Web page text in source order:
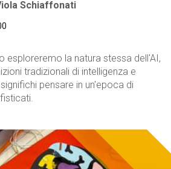
Schiaffonati
esploreremo la natura stessa dell'AI,
tradizionali di intelligenza e
pensare in un'epoca di